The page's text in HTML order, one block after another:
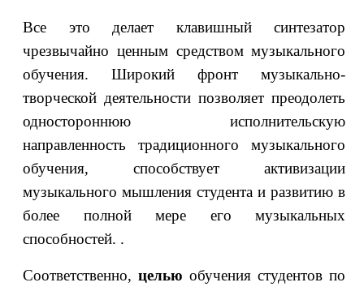
Все это делает клавишный синтезатор
чрезвычайно ценным средством музыкального
обучения. Широкий фронт музыкально-
творческой деятельности позволяет преодолеть
одностороннюю исполнительскую
направленность традиционного музыкального
обучения, способствует активизации
музыкального мышления студента и развитию в
более полной мере его музыкальных
способностей. .
Соответственно,цельюобучения студентов по